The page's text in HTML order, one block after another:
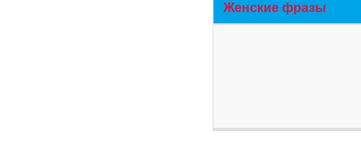
Женские фразы